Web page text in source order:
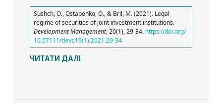
Sushch, O., Ostapenko, O., & Bril, M. (2021). Legal
regime of securities of joint investment institutions.
Development Management, 20(1), 29-34. https://doi.org/
10.57111/devt.19(1).2021.29-34
ЧИТАТИ ДАЛІ